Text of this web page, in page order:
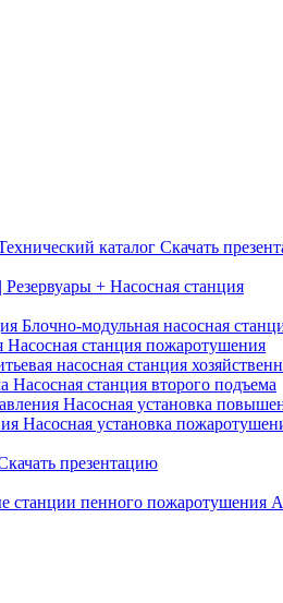
каталог Скачать
Резервуары + Насосная станция
Блочно-модульная насосная
Насосная станция пожаротушения
насосная станция
Насосная станция второго подъема
Насосная установка
Насосная установка
презентацию
станции пенного пожаротушения